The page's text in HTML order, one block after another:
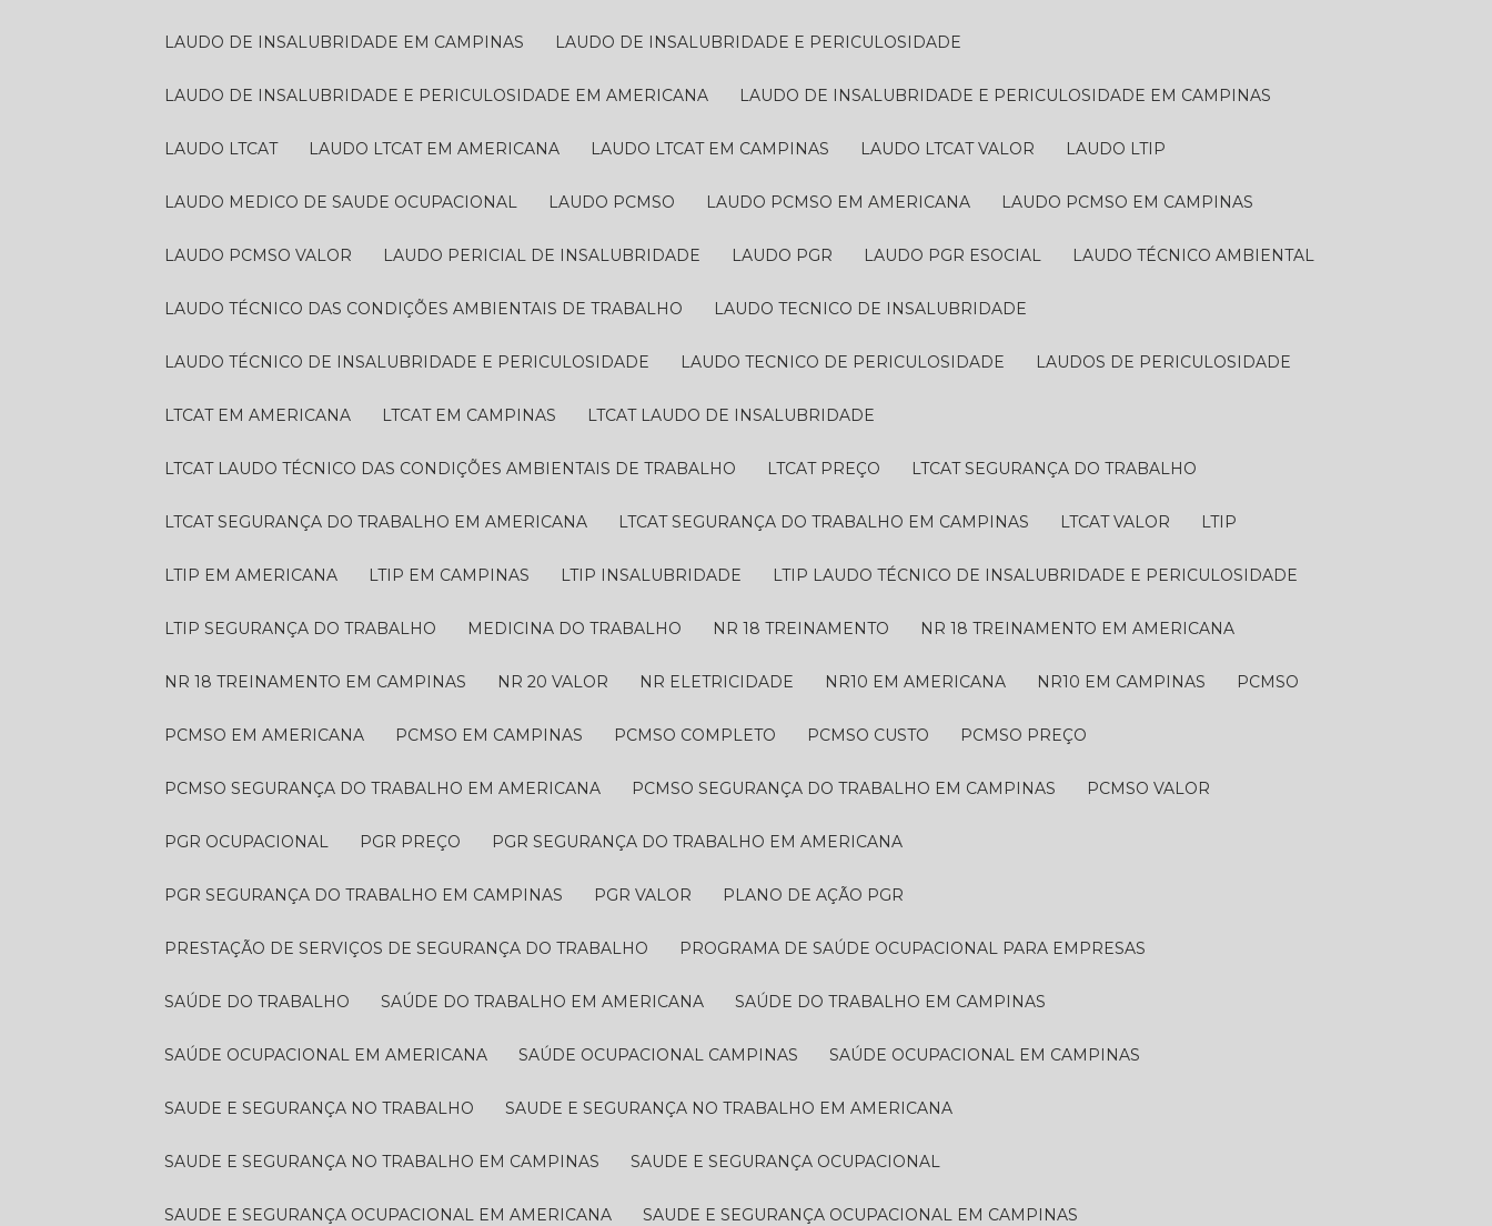
LAUDO DE INSALUBRIDADE EM CAMPINAS LAUDO DE INSALUBRIDADE E PERICULOSIDADE
LAUDO DE INSALUBRIDADE E PERICULOSIDADE EM AMERICANA LAUDO DE INSALUBRIDADE E PERICULOSIDADE EM CAMPINAS
LAUDO LTCAT LAUDO LTCAT EM AMERICANA LAUDO LTCAT EM CAMPINAS LAUDO LTCAT VALOR LAUDO LTIP
LAUDO MEDICO DE SAUDE OCUPACIONAL LAUDO PCMSO LAUDO PCMSO EM AMERICANA LAUDO PCMSO EM CAMPINAS
LAUDO PCMSO VALOR LAUDO PERICIAL DE INSALUBRIDADE LAUDO PGR LAUDO PGR ESOCIAL LAUDO TÉCNICO AMBIENTAL
LAUDO TÉCNICO DAS CONDIÇÕES AMBIENTAIS DE TRABALHO LAUDO TECNICO DE INSALUBRIDADE
LAUDO TÉCNICO DE INSALUBRIDADE E PERICULOSIDADE LAUDO TECNICO DE PERICULOSIDADE LAUDOS DE PERICULOSIDADE
LTCAT EM AMERICANA LTCAT EM CAMPINAS LTCAT LAUDO DE INSALUBRIDADE
LTCAT LAUDO TÉCNICO DAS CONDIÇÕES AMBIENTAIS DE TRABALHO LTCAT PREÇO LTCAT SEGURANÇA DO TRABALHO
LTCAT SEGURANÇA DO TRABALHO EM AMERICANA LTCAT SEGURANÇA DO TRABALHO EM CAMPINAS LTCAT VALOR LTIP
LTIP EM AMERICANA LTIP EM CAMPINAS LTIP INSALUBRIDADE LTIP LAUDO TÉCNICO DE INSALUBRIDADE E PERICULOSIDADE
LTIP SEGURANÇA DO TRABALHO MEDICINA DO TRABALHO NR 18 TREINAMENTO NR 18 TREINAMENTO EM AMERICANA
NR 18 TREINAMENTO EM CAMPINAS NR 20 VALOR NR ELETRICIDADE NR10 EM AMERICANA NR10 EM CAMPINAS PCMSO
PCMSO EM AMERICANA PCMSO EM CAMPINAS PCMSO COMPLETO PCMSO CUSTO PCMSO PREÇO
PCMSO SEGURANÇA DO TRABALHO EM AMERICANA PCMSO SEGURANÇA DO TRABALHO EM CAMPINAS PCMSO VALOR
PGR OCUPACIONAL PGR PREÇO PGR SEGURANÇA DO TRABALHO EM AMERICANA
PGR SEGURANÇA DO TRABALHO EM CAMPINAS PGR VALOR PLANO DE AÇÃO PGR
PRESTAÇÃO DE SERVIÇOS DE SEGURANÇA DO TRABALHO PROGRAMA DE SAÚDE OCUPACIONAL PARA EMPRESAS
SAÚDE DO TRABALHO SAÚDE DO TRABALHO EM AMERICANA SAÚDE DO TRABALHO EM CAMPINAS
SAÚDE OCUPACIONAL EM AMERICANA SAÚDE OCUPACIONAL CAMPINAS SAÚDE OCUPACIONAL EM CAMPINAS
SAUDE E SEGURANÇA NO TRABALHO SAUDE E SEGURANÇA NO TRABALHO EM AMERICANA
SAUDE E SEGURANÇA NO TRABALHO EM CAMPINAS SAUDE E SEGURANÇA OCUPACIONAL
SAUDE E SEGURANÇA OCUPACIONAL EM AMERICANA SAUDE E SEGURANÇA OCUPACIONAL EM CAMPINAS